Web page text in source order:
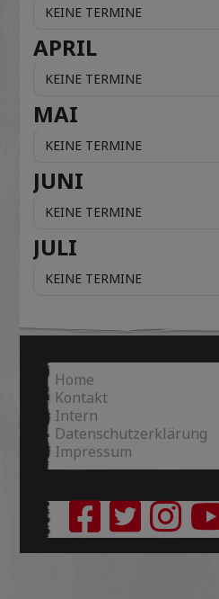
KEINE TERMINE
APRIL
KEINE TERMINE
MAI
KEINE TERMINE
JUNI
KEINE TERMINE
JULI
KEINE TERMINE
Home
Kontakt
Intern
Datenschutzerklärung
Impressum